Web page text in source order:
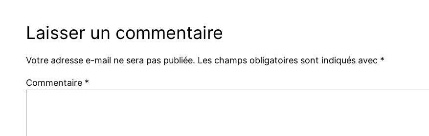
Laisser un commentaire
Votre adresse e-mail ne sera pas publiée. Les champs obligatoires sont indiqués avec *
Commentaire *